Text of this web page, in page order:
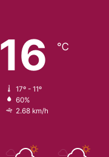
16 ℃
17º - 11º
60%
2.68 km/h